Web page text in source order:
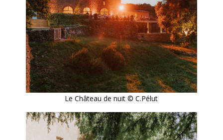
Le Château de nuit © C.Pélut